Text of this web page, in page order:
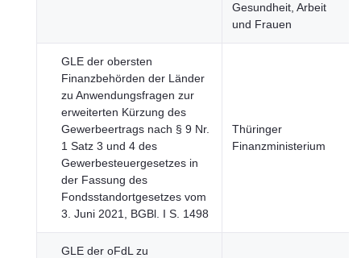
Gesundheit, Arbeit
und Frauen
GLE der obersten
Finanzbehörden der Länder
zu Anwendungsfragen zur
erweiterten Kürzung des
Gewerbeertrags nach § 9 Nr.
1 Satz 3 und 4 des
Gewerbesteuergesetzes in
der Fassung des
Fondsstandortgesetzes vom
3. Juni 2021, BGBl. I S. 1498
Thüringer
Finanzministerium
GLE der oFdL zu